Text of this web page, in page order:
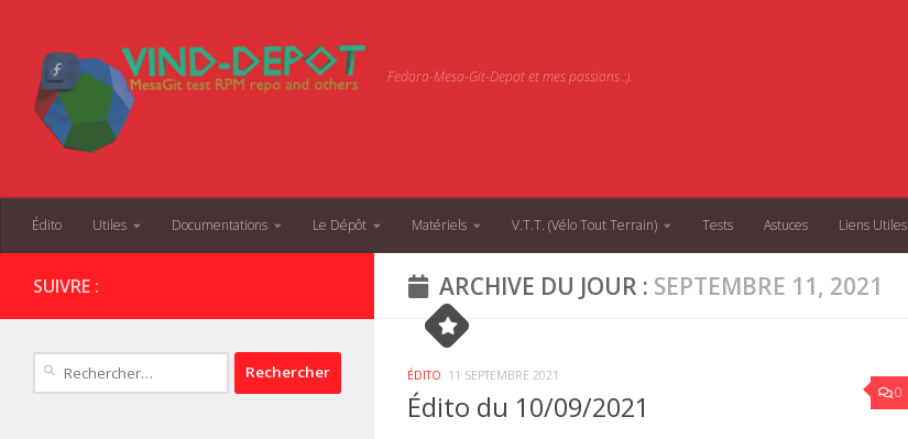
Fedora-Mesa-Git-Depot et mes passions :).
Édito Utiles Documentations Le Dépôt Matériels V.T.T. (Vélo Tout Terrain) Tests Astuces Liens Utiles
ARCHIVE DU JOUR : SEPTEMBRE 11, 2021
0
ÉDITO 11 SEPTEMBRE 2021
Édito du 10/09/2021
SUIVRE :